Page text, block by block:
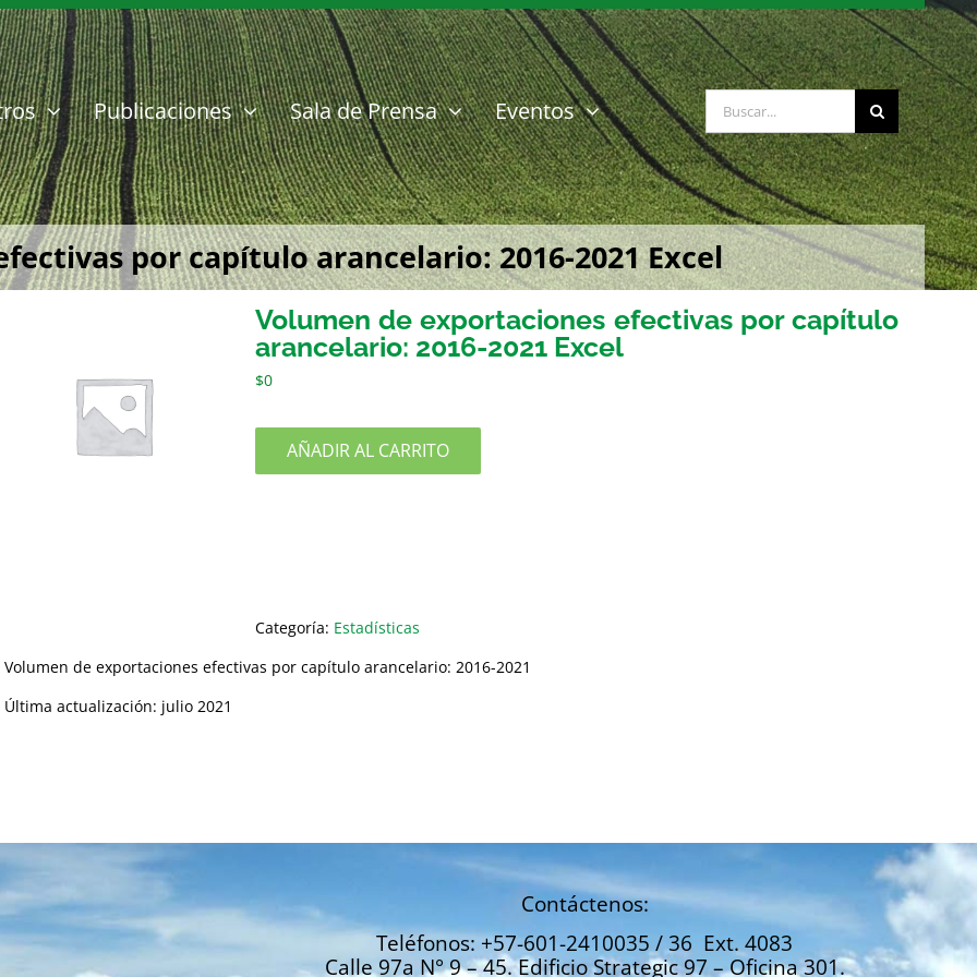
Publicaciones Sala de Prensa Eventos Buscar:
por capítulo arancelario: 2016-2021 Excel
Volumen de exportaciones efectivas por capítulo
arancelario: 2016-2021 Excel
$0
AÑADIR AL CARRITO
Categoría: Estadísticas
Volumen de exportaciones efectivas por capítulo arancelario: 2016-2021
Última actualización: julio 2021
Contáctenos:
Teléfonos: +57-601-2410035 / 36 Ext. 4083
Calle 97a N° 9 – 45. Edificio Strategic 97 – Oficina 301.